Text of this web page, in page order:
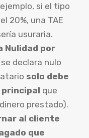
si el tipo
20%, una TAE
usuraria.
Nulidad por
declara nulo
solo debe
que
prestado).
al cliente
que